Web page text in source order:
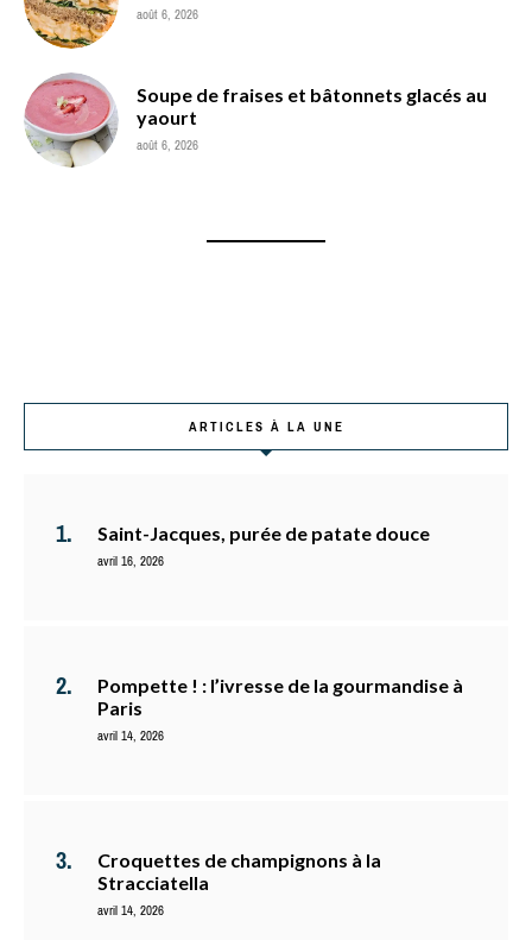
août 6, 2026
Soupe de fraises et bâtonnets glacés au
yaourt
août 6, 2026
ARTICLES À LA UNE
Saint-Jacques, purée de patate douce
avril 16, 2026
Pompette ! : l’ivresse de la gourmandise à
Paris
avril 14, 2026
Croquettes de champignons à la
Stracciatella
avril 14, 2026